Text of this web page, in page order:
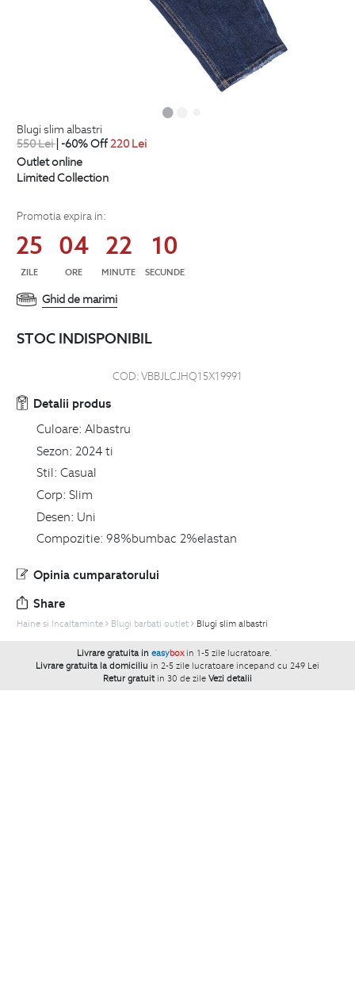
blugi slim albastri
550Lei| -60% Off220 Lei
Outlet online
Limited Collection
Promotia expira in:
25
ZILE
04
ORE
22
MINUTE
09
SECUNDE
Ghid de marimi
STOC INDISPONIBIL
COD:VBBJLCJHQ15X19991
Detalii produs
Culoare: Albastru
Sezon: 2024 ti
Stil: Casual
Corp: Slim
Desen: Uni
Compozitie: 98%bumbac 2%elastan
Opinia cumparatorului
Share
Haine si Incaltaminte Blugi barbati outlet Blugi slim albastri
Livrare gratuita in easybox in 1-5 zile lucratoare. `
Livrare gratuita la domiciliu in 2-5 zile lucratoare incepand cu 249 Lei
Retur gratuit in 30 de zile Vezi detalii